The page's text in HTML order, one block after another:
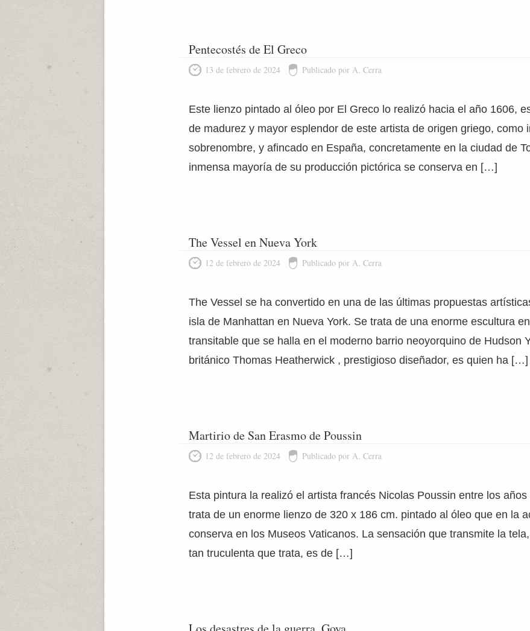
Pentecostés de El Greco
13 de febrero de 2024 Publicado por A. Cerra
Este lienzo pintado al óleo por El Greco lo realizó hacia el año 1606,
de madurez y mayor esplendor de este artista de origen griego, como
sobrenombre, y afincado en España, concretamente en la ciudad de
inmensa mayoría de su producción pictórica se conserva en […]
The Vessel en Nueva York
12 de febrero de 2024 Publicado por A. Cerra
The Vessel se ha convertido en una de las últimas propuestas
isla de Manhattan en Nueva York. Se trata de una enorme escultura
transitable que se halla en el moderno barrio neoyorquino de Hudson
británico Thomas Heatherwick , prestigioso diseñador, es quien ha […]
Martirio de San Erasmo de Poussin
12 de febrero de 2024 Publicado por A. Cerra
Esta pintura la realizó el artista francés Nicolas Poussin entre los
trata de un enorme lienzo de 320 x 186 cm. pintado al óleo que en la
conserva en los Museos Vaticanos. La sensación que transmite la
tan truculenta que trata, es de […]